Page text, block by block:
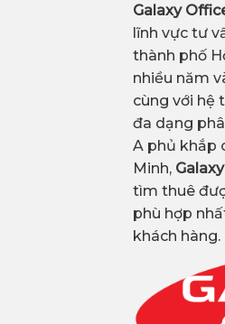
Galaxy
lĩnh vực tư
thành phố
nhiều năm
cùng với hệ
đa dạng
A phủ khắp
Minh,
tìm thuê
phù hợp
khách hàng.